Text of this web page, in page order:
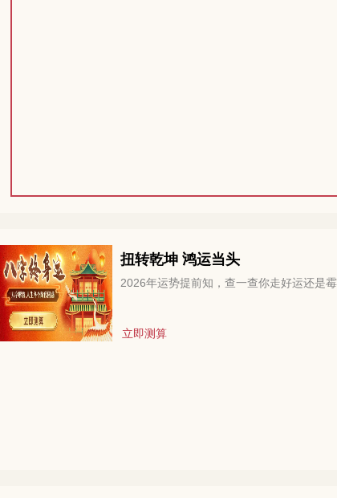
扭转乾坤 鸿运当头
2026年运势提前知，查一查你走好运还是霉
立即测算